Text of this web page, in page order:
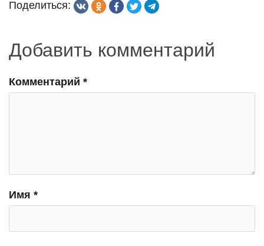
Поделиться:
Добавить комментарий
Комментарий *
Имя *